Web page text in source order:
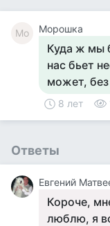
Мо Морошка
Куда ж мы
нас бьет
может, без
8 лет
Ответы
Евгений
Короче,
люблю, я